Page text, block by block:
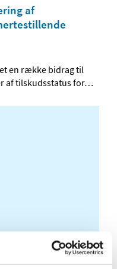
af
en række bidrag til
af tilskudsstatus for…